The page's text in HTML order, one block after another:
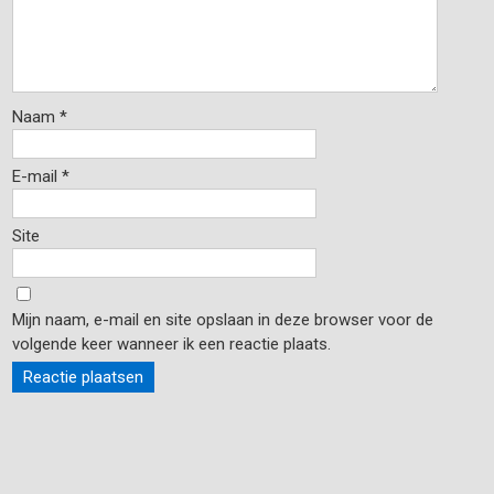
Naam*
E-mail*
Site
Mijn naam, e-mail en site opslaan in deze browser voor de
volgende keer wanneer ik een reactie plaats.